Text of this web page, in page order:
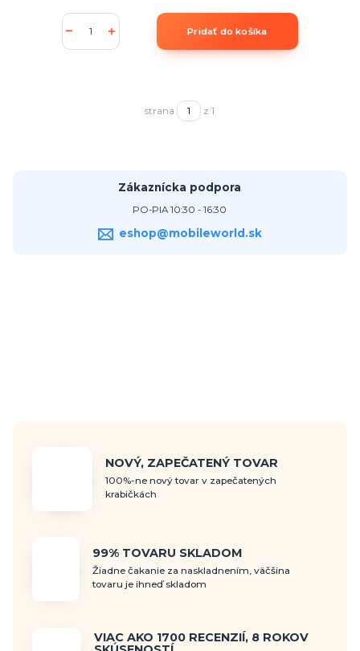
Pridať do košíka
strana z 1
Zákaznícka podpora
PO-PIA 10:30 - 16:30
eshop@mobileworld.sk
NOVÝ, ZAPEČATENÝ TOVAR
100%-ne nový tovar v zapečatených
krabičkách
99% TOVARU SKLADOM
Žiadne čakanie za naskladnením, väčšina
tovaru je ihneď skladom
VIAC AKO 1700 RECENZIÍ, 8 ROKOV